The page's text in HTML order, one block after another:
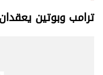
ترامب وبوتين